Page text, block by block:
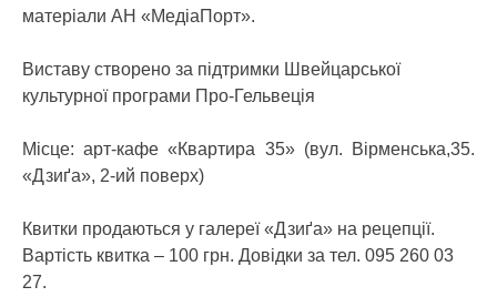
матеріали АН «МедіаПорт».
Виставу створено за підтримки Швейцарської
культурної програми Про-Гельвеція
Місце: арт-кафе «Квартира 35» (вул. Вірменська,35.
«Дзиґа», 2-ий поверх)
Квитки продаються у галереї «Дзиґа» на рецепції.
Вартість квитка – 100 грн. Довідки за тел. 095 260 03
27.